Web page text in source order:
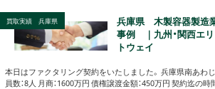
買取実績 兵庫県
兵庫県 木製容器製造
事例 ｜九州・関西エ
トウェイ
本日はファクタリング契約をいたしました。 兵庫県南あわ
員数：8人 月商：1600万円 債権譲渡金額：450万円 契約迄の